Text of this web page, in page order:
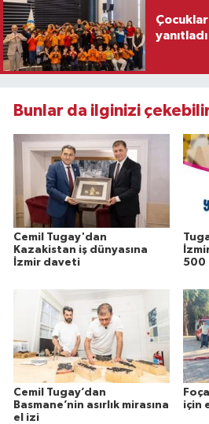
yanıtladı
Bunlar da ilginizi
Cemil Tugay'dan
Kazakistan iş dünyasına
İzmir daveti
500
Cemil Tugay’dan
Basmane’nin asırlık mirasına
el izi
için